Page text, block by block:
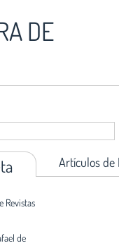
DE
Artículos de
Revistas
de